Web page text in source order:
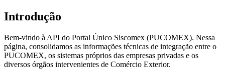
Introdução
Bem-vindo à API do Portal Único Siscomex (PUCOMEX). Nessa
página, consolidamos as informações técnicas de integração entre o
PUCOMEX, os sistemas próprios das empresas privadas e os
diversos órgãos intervenientes de Comércio Exterior.